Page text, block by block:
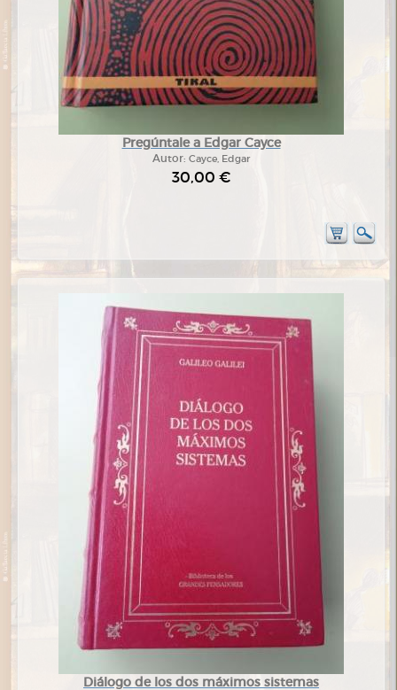
Pregúntale a Edgar Cayce
Autor: Cayce, Edgar
30,00 €
Diálogo de los dos máximos sistemas